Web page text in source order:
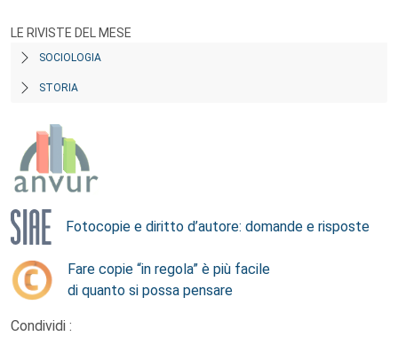
LE RIVISTE DEL MESE
SOCIOLOGIA
STORIA
Fotocopie e diritto d’autore: domande e risposte
Fare copie “in regola” è più facile
di quanto si possa pensare
Condividi :